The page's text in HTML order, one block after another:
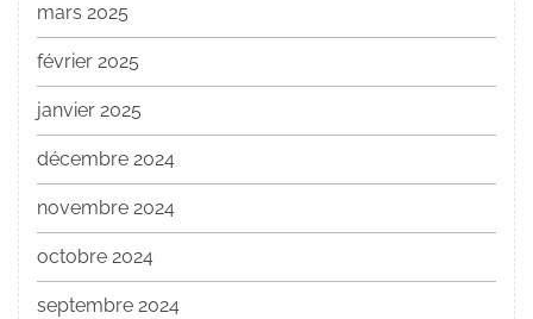
mars 2025
février 2025
janvier 2025
décembre 2024
novembre 2024
octobre 2024
septembre 2024